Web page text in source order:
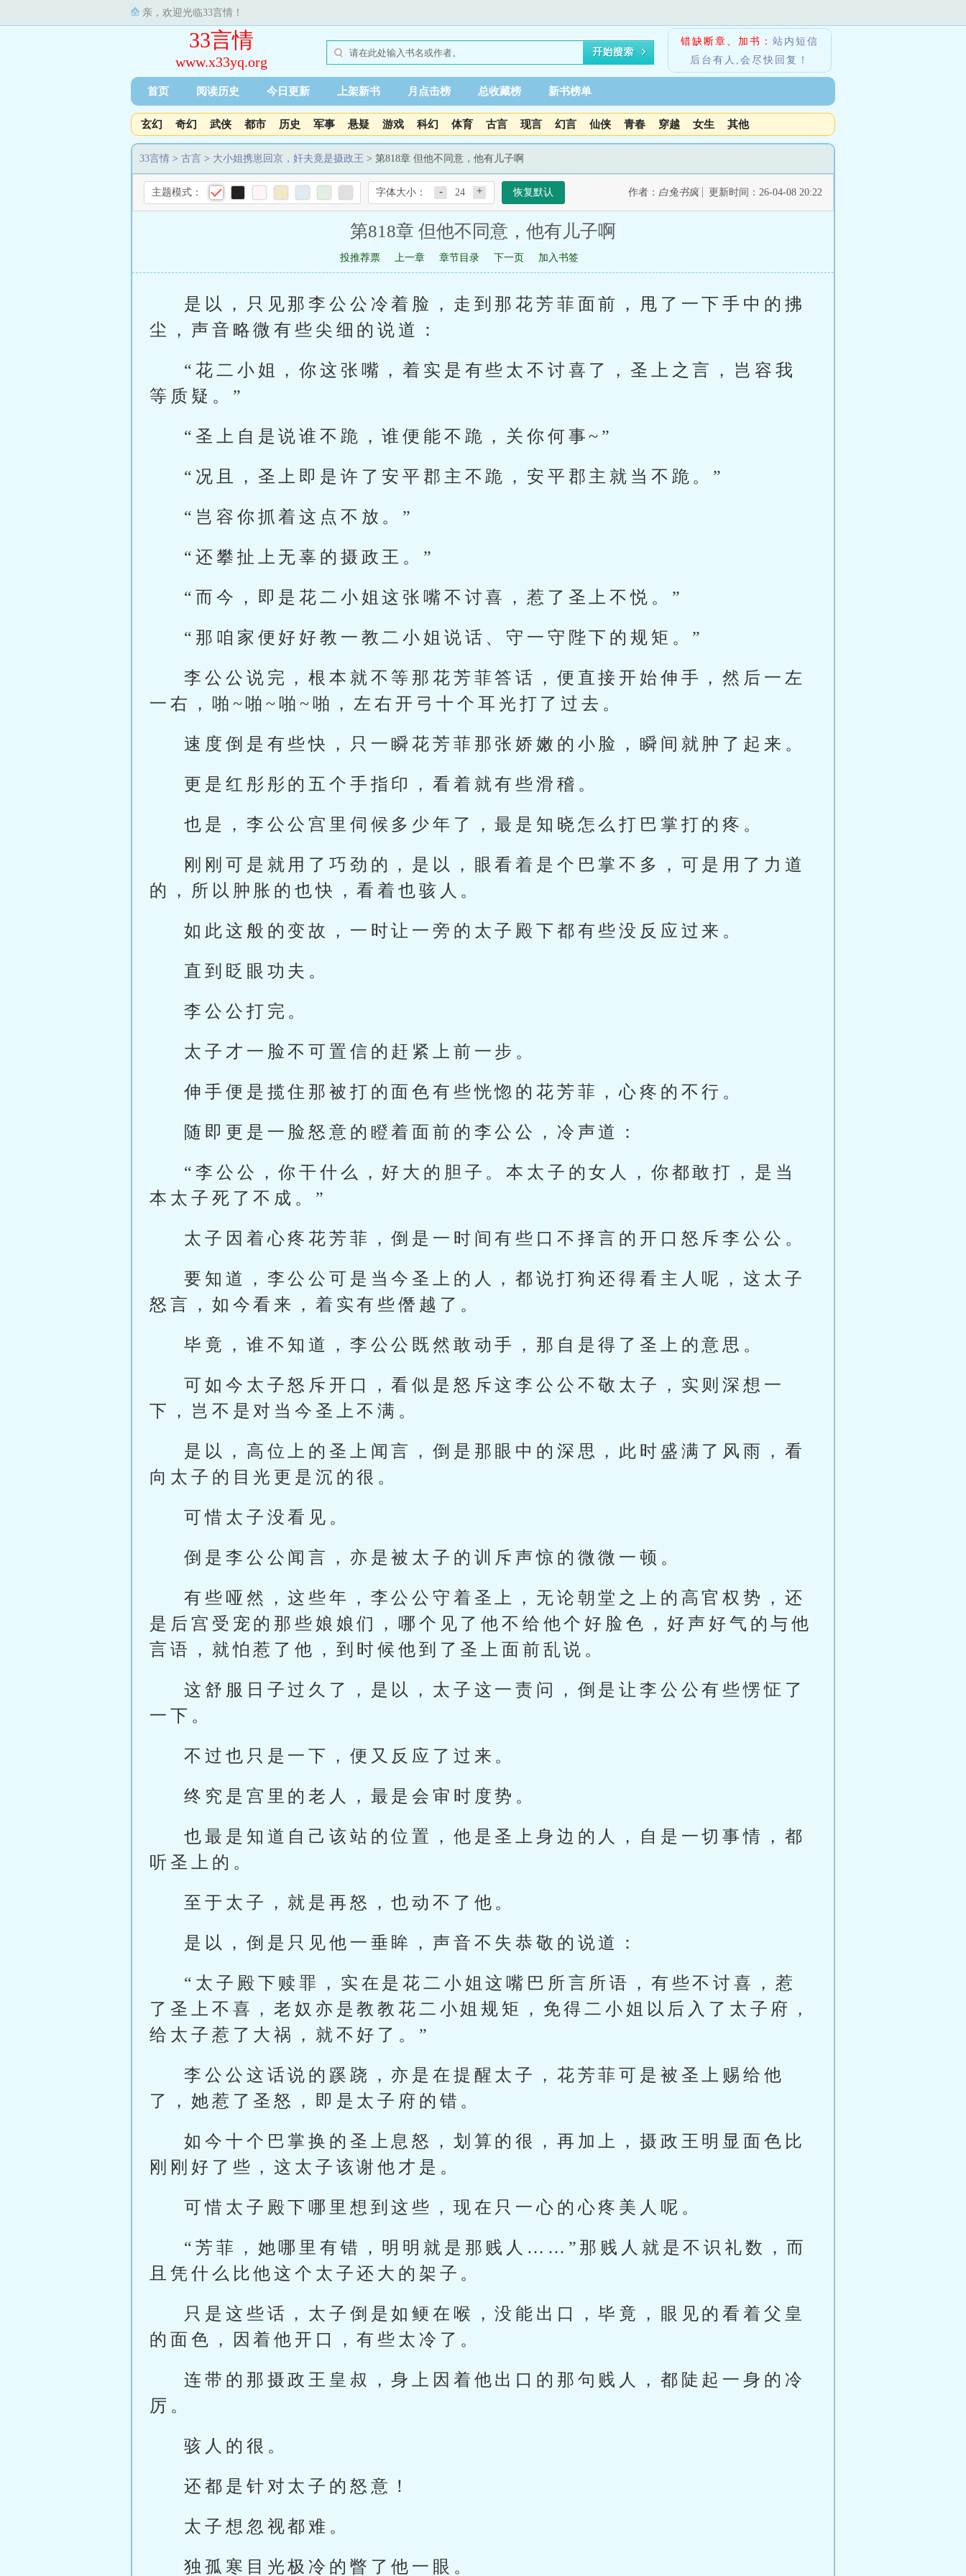
亲，欢迎光临33言情！
33言情
www.x33yq.org
错缺断章、加书： 站内短信
后台有人,会尽快回复！
首页 阅读历史 今日更新 上架新书 月点击榜 总收藏榜 新书榜单
玄幻 奇幻 武侠 都市 历史 军事 悬疑 游戏 科幻 体育 古言 现言 幻言 仙侠 青春 穿越 女生 其他
33言情 > 古言 > 大小姐携崽回京，奸夫竟是摄政王 > 第818章 但他不同意，他有儿子啊
主题模式： 字体大小： - 24 + 恢复默认 作者： 白兔书疯 更新时间：26-04-08 20:22
第818章 但他不同意，他有儿子啊
投推荐票 上一章 章节目录 下一页 加入书签
是以，只见那李公公冷着脸，走到那花芳菲面前，甩了一下手中的拂
尘，声音略微有些尖细的说道：
“花二小姐，你这张嘴，着实是有些太不讨喜了，圣上之言，岂容我
等质疑。”
“圣上自是说谁不跪，谁便能不跪，关你何事~”
“况且，圣上即是许了安平郡主不跪，安平郡主就当不跪。”
“岂容你抓着这点不放。”
“还攀扯上无辜的摄政王。”
“而今，即是花二小姐这张嘴不讨喜，惹了圣上不悦。”
“那咱家便好好教一教二小姐说话、守一守陛下的规矩。”
李公公说完，根本就不等那花芳菲答话，便直接开始伸手，然后一左
一右，啪~啪~啪~啪，左右开弓十个耳光打了过去。
速度倒是有些快，只一瞬花芳菲那张娇嫩的小脸，瞬间就肿了起来。
更是红彤彤的五个手指印，看着就有些滑稽。
也是，李公公宫里伺候多少年了，最是知晓怎么打巴掌打的疼。
刚刚可是就用了巧劲的，是以，眼看着是个巴掌不多，可是用了力道
的，所以肿胀的也快，看着也骇人。
如此这般的变故，一时让一旁的太子殿下都有些没反应过来。
直到眨眼功夫。
李公公打完。
太子才一脸不可置信的赶紧上前一步。
伸手便是揽住那被打的面色有些恍惚的花芳菲，心疼的不行。
随即更是一脸怒意的瞪着面前的李公公，冷声道：
“李公公，你干什么，好大的胆子。本太子的女人，你都敢打，是当
本太子死了不成。”
太子因着心疼花芳菲，倒是一时间有些口不择言的开口怒斥李公公。
要知道，李公公可是当今圣上的人，都说打狗还得看主人呢，这太子
怒言，如今看来，着实有些僭越了。
毕竟，谁不知道，李公公既然敢动手，那自是得了圣上的意思。
可如今太子怒斥开口，看似是怒斥这李公公不敬太子，实则深想一
下，岂不是对当今圣上不满。
是以，高位上的圣上闻言，倒是那眼中的深思，此时盛满了风雨，看
向太子的目光更是沉的很。
可惜太子没看见。
倒是李公公闻言，亦是被太子的训斥声惊的微微一顿。
有些哑然，这些年，李公公守着圣上，无论朝堂之上的高官权势，还
是后宫受宠的那些娘娘们，哪个见了他不给他个好脸色，好声好气的与他
言语，就怕惹了他，到时候他到了圣上面前乱说。
这舒服日子过久了，是以，太子这一责问，倒是让李公公有些愣怔了
一下。
不过也只是一下，便又反应了过来。
终究是宫里的老人，最是会审时度势。
也最是知道自己该站的位置，他是圣上身边的人，自是一切事情，都
听圣上的。
至于太子，就是再怒，也动不了他。
是以，倒是只见他一垂眸，声音不失恭敬的说道：
“太子殿下赎罪，实在是花二小姐这嘴巴所言所语，有些不讨喜，惹
了圣上不喜，老奴亦是教教花二小姐规矩，免得二小姐以后入了太子府，
给太子惹了大祸，就不好了。”
李公公这话说的蹊跷，亦是在提醒太子，花芳菲可是被圣上赐给他
了，她惹了圣怒，即是太子府的错。
如今十个巴掌换的圣上息怒，划算的很，再加上，摄政王明显面色比
刚刚好了些，这太子该谢他才是。
可惜太子殿下哪里想到这些，现在只一心的心疼美人呢。
“芳菲，她哪里有错，明明就是那贱人……”那贱人就是不识礼数，而
且凭什么比他这个太子还大的架子。
只是这些话，太子倒是如鲠在喉，没能出口，毕竟，眼见的看着父皇
的面色，因着他开口，有些太冷了。
连带的那摄政王皇叔，身上因着他出口的那句贱人，都陡起一身的冷
厉。
骇人的很。
还都是针对太子的怒意！
太子想忽视都难。
独孤寒目光极冷的瞥了他一眼。